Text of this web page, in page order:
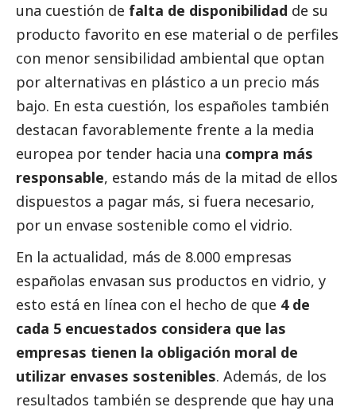
una cuestión de falta de disponibilidad de su
producto favorito en ese material o de perfiles
con menor sensibilidad ambiental que optan
por alternativas en plástico a un precio más
bajo. En esta cuestión, los españoles también
destacan favorablemente frente a la media
europea por tender hacia una compra más
responsable, estando más de la mitad de ellos
dispuestos a pagar más, si fuera necesario,
por un envase sostenible como el vidrio.
En la actualidad, más de 8.000 empresas
españolas envasan sus productos en vidrio, y
esto está en línea con el hecho de que 4 de
cada 5 encuestados considera que las
empresas tienen la obligación moral de
utilizar envases sostenibles. Además, de los
resultados también se desprende que hay una